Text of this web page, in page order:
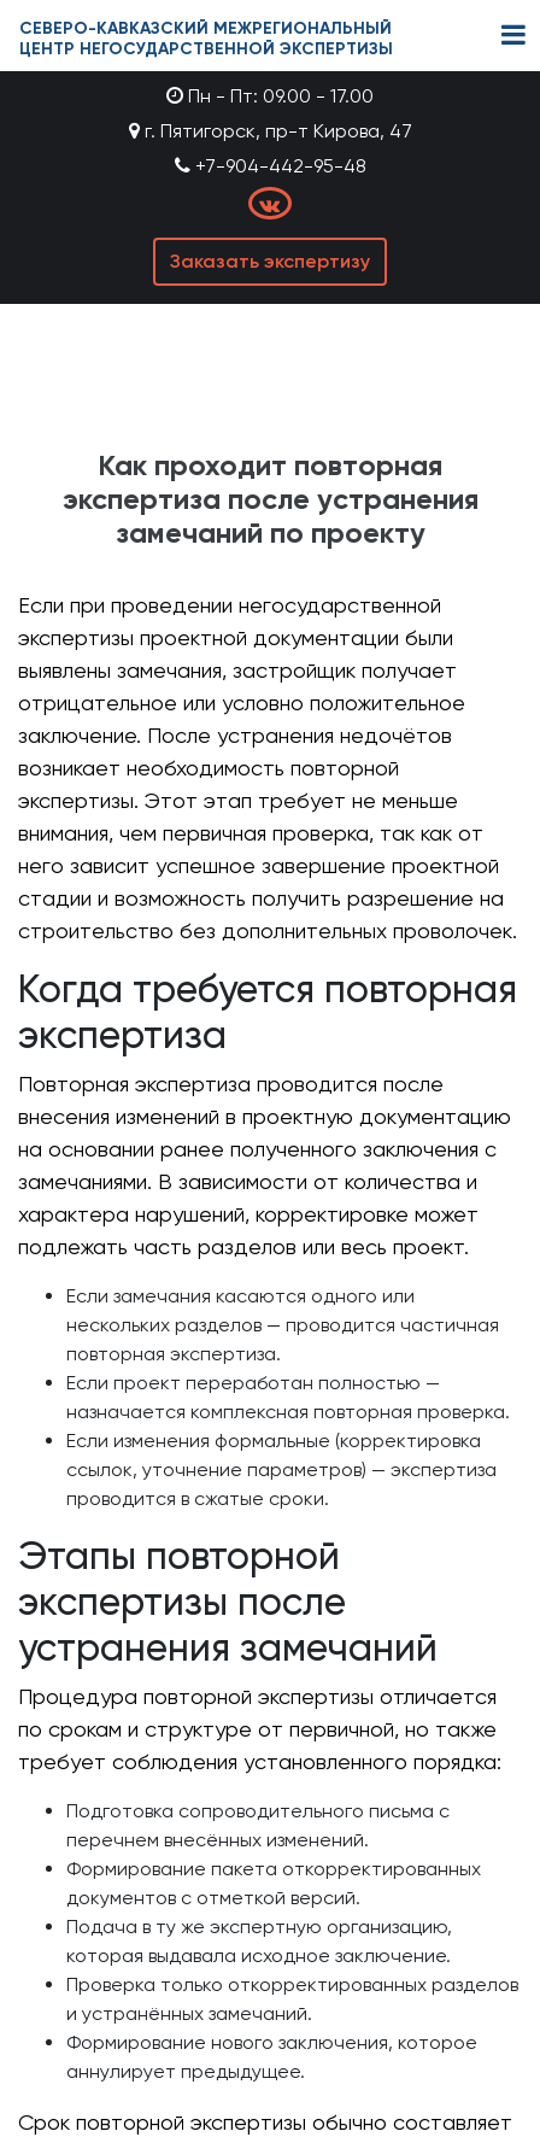
СЕВЕРО-КАВКАЗСКИЙ МЕЖРЕГИОНАЛЬНЫЙ
ЦЕНТР НЕГОСУДАРСТВЕННОЙ ЭКСПЕРТИЗЫ
Пн - Пт: 09.00 - 17.00
г. Пятигорск, пр-т Кирова, 47
+7-904-442-95-48
Заказать экспертизу
Как проходит повторная
экспертиза после устранения
замечаний по проекту
Если при проведении негосударственной
экспертизы проектной документации были
выявлены замечания, застройщик получает
отрицательное или условно положительное
заключение. После устранения недочётов
возникает необходимость повторной
экспертизы. Этот этап требует не меньше
внимания, чем первичная проверка, так как от
него зависит успешное завершение проектной
стадии и возможность получить разрешение на
строительство без дополнительных проволочек.
Когда требуется повторная
экспертиза
Повторная экспертиза проводится после
внесения изменений в проектную документацию
на основании ранее полученного заключения с
замечаниями. В зависимости от количества и
характера нарушений, корректировке может
подлежать часть разделов или весь проект.
Если замечания касаются одного или
нескольких разделов — проводится частичная
повторная экспертиза.
Если проект переработан полностью —
назначается комплексная повторная проверка.
Если изменения формальные (корректировка
ссылок, уточнение параметров) — экспертиза
проводится в сжатые сроки.
Этапы повторной
экспертизы после
устранения замечаний
Процедура повторной экспертизы отличается
по срокам и структуре от первичной, но также
требует соблюдения установленного порядка:
Подготовка сопроводительного письма с
перечнем внесённых изменений.
Формирование пакета откорректированных
документов с отметкой версий.
Подача в ту же экспертную организацию,
которая выдавала исходное заключение.
Проверка только откорректированных разделов
и устранённых замечаний.
Формирование нового заключения, которое
аннулирует предыдущее.
Срок повторной экспертизы обычно составляет